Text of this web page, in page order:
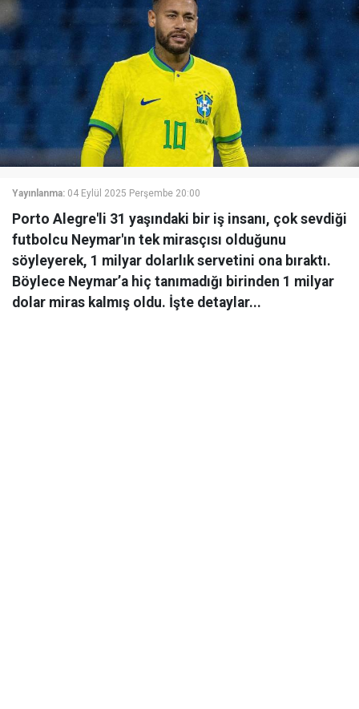
Yayınlanma: 04 Eylül 2025 Perşembe 20:00
Porto Alegre'li 31 yaşındaki bir iş insanı, çok sevdiği
futbolcu Neymar'ın tek mirasçısı olduğunu
söyleyerek, 1 milyar dolarlık servetini ona bıraktı.
Böylece Neymar’a hiç tanımadığı birinden 1 milyar
dolar miras kalmış oldu. İşte detaylar...